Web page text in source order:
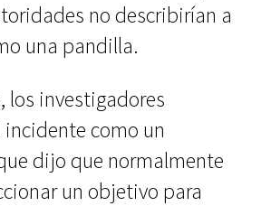
no describirían a
una pandilla.
los investigadores
como un
dijo que normalmente
un objetivo para